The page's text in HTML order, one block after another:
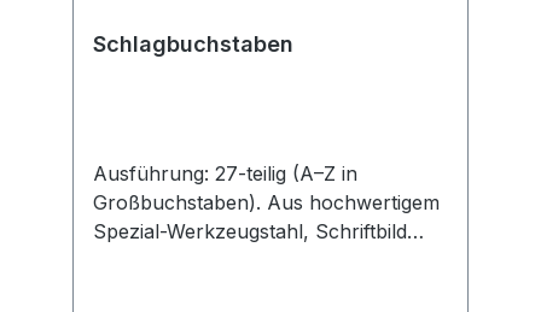
Schlagbuchstaben
Ausführung: 27-teilig (A–Z in
Großbuchstaben). Aus hochwertigem
Spezial-Werkzeugstahl, Schriftbild